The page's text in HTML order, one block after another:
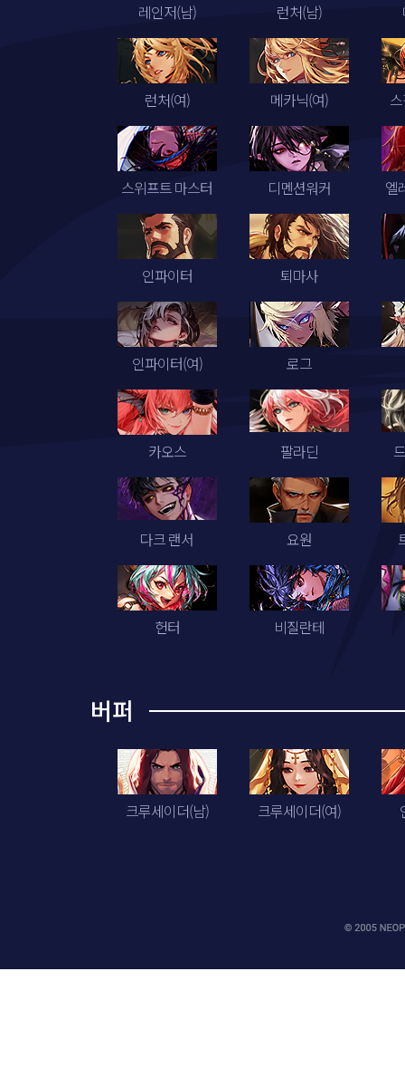
레인저(남) 런처(남)
런처(여) 메카닉(여)
스위프트 마스터 디멘션워커 엘
인파이터 퇴마사
인파이터(여) 로그
카오스 팔라딘
다크 랜서 요원
헌터 비질란테
버퍼
크루세이더(남) 크루세이더(여)